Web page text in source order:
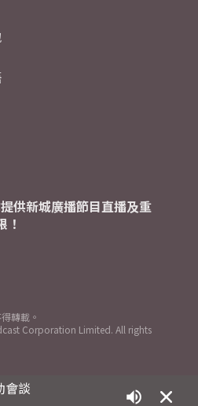
會談
供新城廣播節目直播及重
！
轉載。
Corporation Limited. All rights